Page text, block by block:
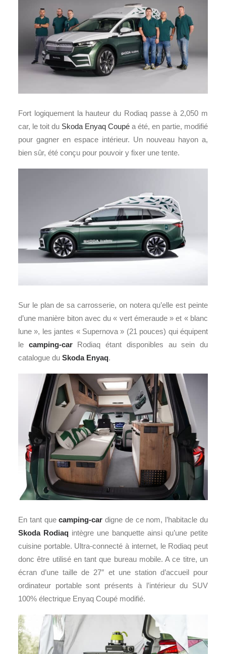
Fort logiquement la hauteur du Rodiaq passe à 2,050 m
car, le toit du Skoda Enyaq Coupé a été, en partie, modifié
pour gagner en espace intérieur. Un nouveau hayon a,
bien sûr, été conçu pour pouvoir y fixer une tente.
Sur le plan de sa carrosserie, on notera qu’elle est peinte
d’une manière biton avec du « vert émeraude » et « blanc
lune », les jantes « Supernova » (21 pouces) qui équipent
le camping-carRodiaq étant disponibles au sein du
catalogue du Skoda Enyaq.
En tant quecamping-car digne de ce nom, l’habitacle du
Skoda Rodiaq intègre une banquette ainsi qu’une petite
cuisine portable. Ultra-connecté à internet, le Rodiaq peut
donc être utilisé en tant que bureau mobile. A ce titre, un
écran d’une taille de 27″ et une station d’accueil pour
ordinateur portable sont présents à l’intérieur du SUV
100% électrique Enyaq Coupé modifié.